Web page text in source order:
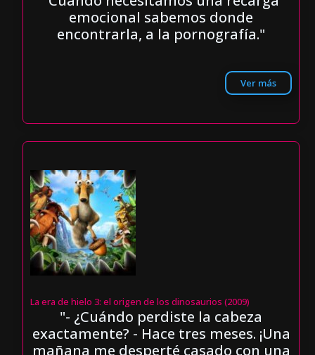
emocional sabemos donde
encontrarla, a la pornografía."
Ver más
La era de hielo 3: el origen de los dinosaurios (2009)
"- ¿Cuándo perdiste la cabeza
exactamente? - Hace tres meses. ¡Una
mañana me desperté casado con una